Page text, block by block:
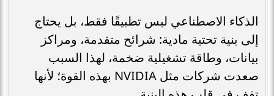
الذكاء الاصطناعي ليس تطبيقًا فقط، بل يحتاج
إلى بنية تحتية مادية: شرائح متقدمة، ومراكز
بيانات، وطاقة تشغيلية ضخمة، لهذا السبب
صعدت شركات مثل NVIDIA بهذه القوة؛ لأنها